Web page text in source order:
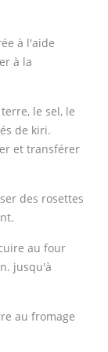
à l'aide
à la
le sel, le
de kiri.
et transférer
des rosettes
au four
jusqu'à
au fromage